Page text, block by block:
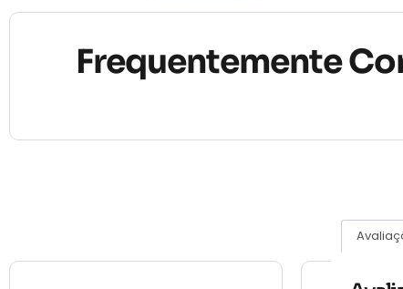
Frequentemente